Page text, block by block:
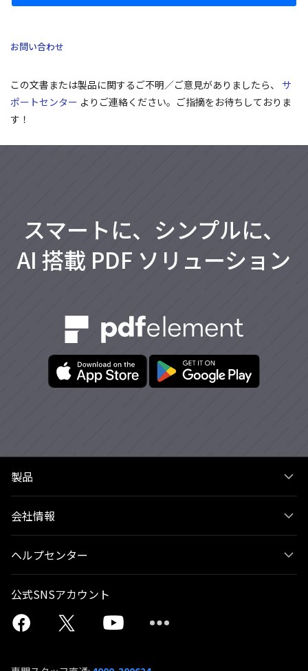
お問い合わせ
この文書または製品に関するご不明／ご意見がありましたら、 サ
ポートセンター よりご連絡ください。ご指摘をお待ちしておりま
す！
スマートに、シンプルに、
AI 搭載 PDF ソリューション
製品
会社情報
ヘルプセンター
公式SNSアカウント